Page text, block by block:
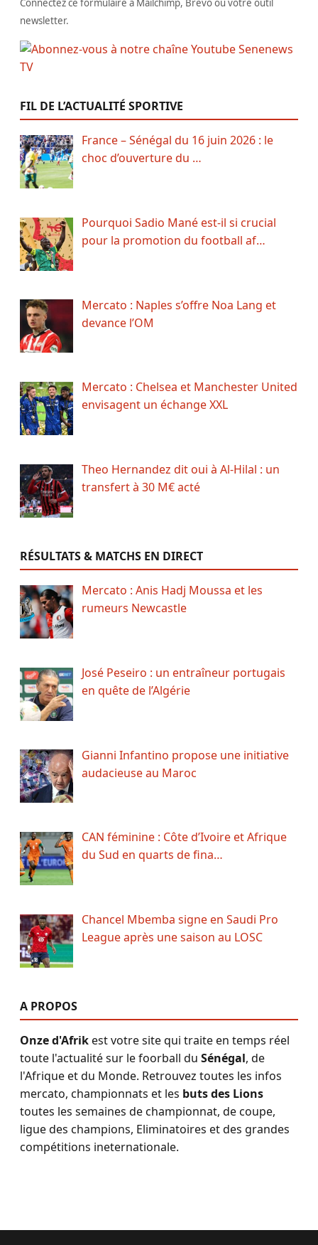
Connectez ce formulaire à Mailchimp, Brevo ou votre outil
newsletter.
FIL DE L’ACTUALITÉ SPORTIVE
France – Sénégal du 16 juin 2026 : le
choc d’ouverture du …
Pourquoi Sadio Mané est-il si crucial
pour la promotion du football af…
Mercato : Naples s’offre Noa Lang et
devance l’OM
Mercato : Chelsea et Manchester United
envisagent un échange XXL
Theo Hernandez dit oui à Al-Hilal : un
transfert à 30 M€ acté
RÉSULTATS & MATCHS EN DIRECT
Mercato : Anis Hadj Moussa et les
rumeurs Newcastle
José Peseiro : un entraîneur portugais
en quête de l’Algérie
Gianni Infantino propose une initiative
audacieuse au Maroc
CAN féminine : Côte d’Ivoire et Afrique
du Sud en quarts de fina…
Chancel Mbemba signe en Saudi Pro
League après une saison au LOSC
A PROPOS
Onze d'Afrikest votre site qui traite en temps réel
toute l'actualité sur le foorball du Sénégal, de
l'Afrique et du Monde. Retrouvez toutes les infos
mercato, championnats et les buts des Lions
toutes les semaines de championnat, de coupe,
ligue des champions, Eliminatoires et des grandes
compétitions ineternationale.